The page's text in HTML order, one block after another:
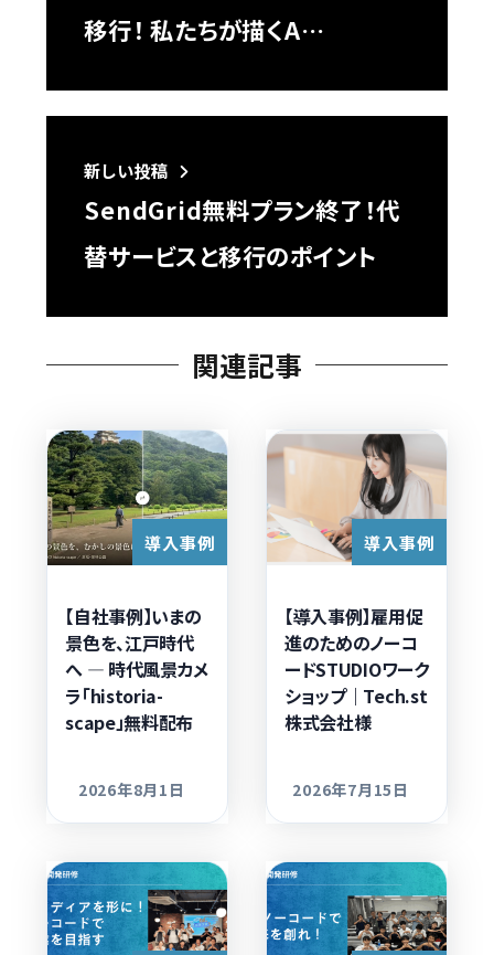
移行！ 私たちが描くA…
新しい投稿
SendGrid無料プラン終了！代
替サービスと移行のポイント
関連記事
導入事例
【自社事例】いまの
景色を、江戸時代
へ ― 時代風景カメ
ラ「historia-
scape」無料配布
更新日
2026年8月1日
導入事例
【導入事例】雇用促
進のためのノーコ
ードSTUDIOワーク
ショップ｜Tech.st
株式会社様
更新日
2026年7月15日